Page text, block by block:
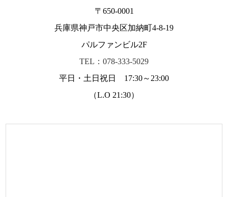
〒650-0001
兵庫県神戸市中央区加納町4-8-19
パルファンビル2F
TEL：078-333-5029
平日・土日祝日 17:30～23:00
（L.O 21:30）